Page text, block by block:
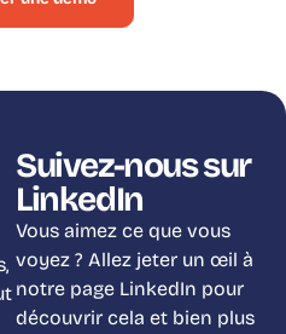
Suivez-nous sur
LinkedIn
Vous aimez ce que vous
voyez ? Allez jeter un œil à
notre page LinkedIn pour
découvrir cela et bien plus